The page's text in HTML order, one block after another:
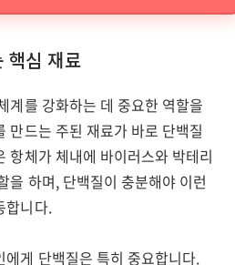
핵심 재료
계를 강화하는 데 중요한 역할을
만드는 주된 재료가 바로 단백질
항체가 체내에 바이러스와 박테리
을 하며, 단백질이 충분해야 이런
합니다.
게 단백질은 특히 중요합니다.